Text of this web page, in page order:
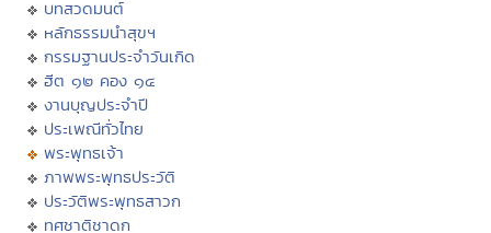
บทสวดมนต์
หลักธรรมนำสุขฯ
กรรมฐานประจำวันเกิด
ฮีต ๑๒ คอง ๑๔
งานบุญประจำปี
ประเพณีทั่วไทย
พระพุทธเจ้า
ภาพพระพุทธประวัติ
ประวัติพระพุทธสาวก
ทศชาติชาดก